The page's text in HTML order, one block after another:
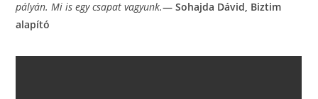
pályán. Mi is egy csapat vagyunk.— Sohajda Dávid, Biztim
alapító